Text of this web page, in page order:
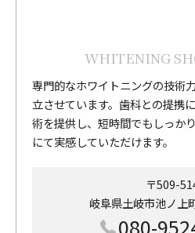
WHITENING
専門的なホワイトニングの技術
立させています。歯科との提携
術を提供し、短時間でもしっか
にて実感していただけます。
〒509-
岐阜県土岐市池ノ上
080-